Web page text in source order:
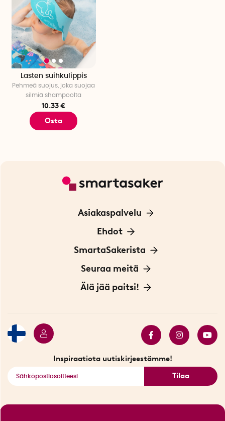
Lasten suihkulippis
Pehmeä suojus, joka suojaa
silmiä shampoolta
10.33 €
Osta
Asiakaspalvelu
Ota yhteyttä
Ehdot
Tietoa evästeistä
Yksityisyydensuoja
Sopimusehdot
SmartaSakerista
Meistä
Myymälä Tukholmassa
Seuraa meitä
Innovaattoriblogi
Älä jää paitsi!
Inspiraatiota uutiskirjeestämme!
Tilaa